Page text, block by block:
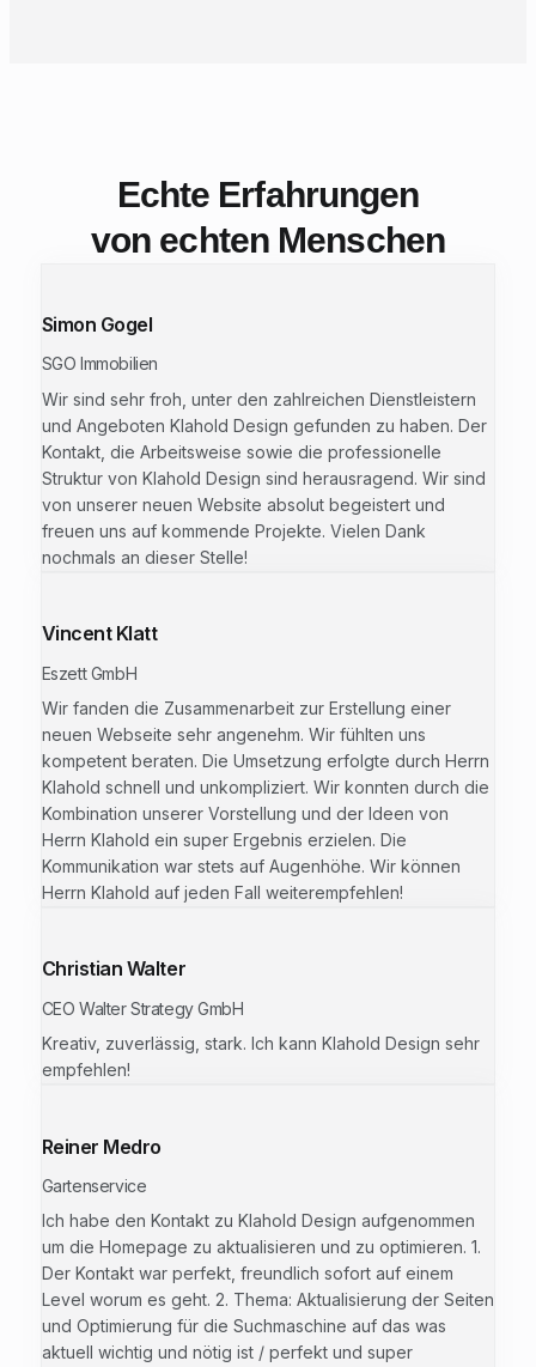
Echte Erfahrungen
von echten Menschen
Simon Gogel
SGO Immobilien
Wir sind sehr froh, unter den zahlreichen Dienstleistern
und Angeboten Klahold Design gefunden zu haben. Der
Kontakt, die Arbeitsweise sowie die professionelle
Struktur von Klahold Design sind herausragend. Wir sind
von unserer neuen Website absolut begeistert und
freuen uns auf kommende Projekte. Vielen Dank
nochmals an dieser Stelle!
Vincent Klatt
Eszett GmbH
Wir fanden die Zusammenarbeit zur Erstellung einer
neuen Webseite sehr angenehm. Wir fühlten uns
kompetent beraten. Die Umsetzung erfolgte durch Herrn
Klahold schnell und unkompliziert. Wir konnten durch die
Kombination unserer Vorstellung und der Ideen von
Herrn Klahold ein super Ergebnis erzielen. Die
Kommunikation war stets auf Augenhöhe. Wir können
Herrn Klahold auf jeden Fall weiterempfehlen!
Christian Walter
CEO Walter Strategy GmbH
Kreativ, zuverlässig, stark. Ich kann Klahold Design sehr
empfehlen!
Reiner Medro
Gartenservice
Ich habe den Kontakt zu Klahold Design aufgenommen
um die Homepage zu aktualisieren und zu optimieren. 1.
Der Kontakt war perfekt, freundlich sofort auf einem
Level worum es geht. 2. Thema: Aktualisierung der Seiten
und Optimierung für die Suchmaschine auf das was
aktuell wichtig und nötig ist / perfekt und super